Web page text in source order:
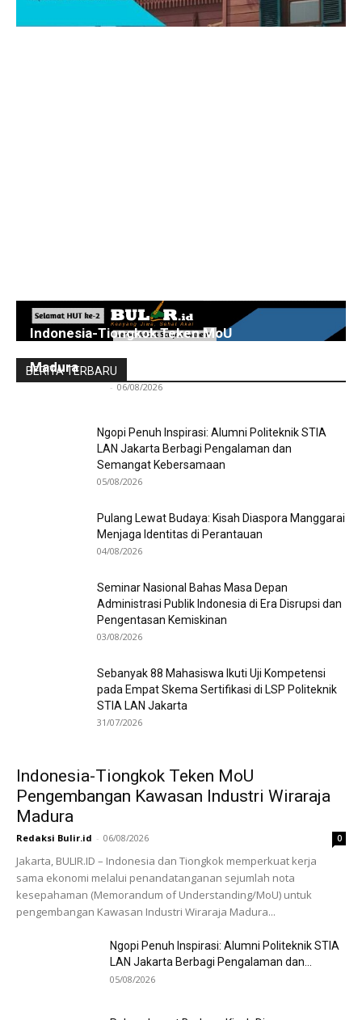
BERITA TERBARU
Indonesia-Tiongkok Teken MoU
Madura
- 06/08/2026
Ngopi Penuh Inspirasi: Alumni Politeknik STIA
LAN Jakarta Berbagi Pengalaman dan
Semangat Kebersamaan
05/08/2026
Pulang Lewat Budaya: Kisah Diaspora Manggarai
Menjaga Identitas di Perantauan
04/08/2026
Seminar Nasional Bahas Masa Depan
Administrasi Publik Indonesia di Era Disrupsi dan
Pengentasan Kemiskinan
03/08/2026
Sebanyak 88 Mahasiswa Ikuti Uji Kompetensi
pada Empat Skema Sertifikasi di LSP Politeknik
STIA LAN Jakarta
31/07/2026
Indonesia-Tiongkok Teken MoU
Pengembangan Kawasan Industri Wiraraja
Madura
Redaksi Bulir.id - 06/08/2026 0
Jakarta, BULIR.ID – Indonesia dan Tiongkok memperkuat kerja
sama ekonomi melalui penandatanganan sejumlah nota
kesepahaman (Memorandum of Understanding/MoU) untuk
pengembangan Kawasan Industri Wiraraja Madura...
Ngopi Penuh Inspirasi: Alumni Politeknik STIA
LAN Jakarta Berbagi Pengalaman dan...
05/08/2026